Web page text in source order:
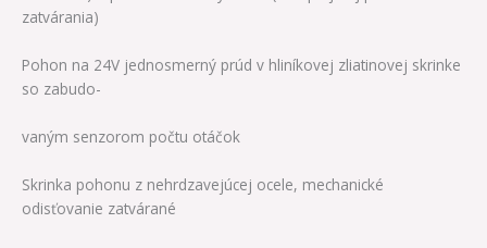
zatvárania)
Pohon na 24V jednosmerný prúd v hliníkovej zliatinovej skrinke
so zabudo-
vaným senzorom počtu otáčok
Skrinka pohonu z nehrdzavejúcej ocele, mechanické
odisťovanie zatvárané